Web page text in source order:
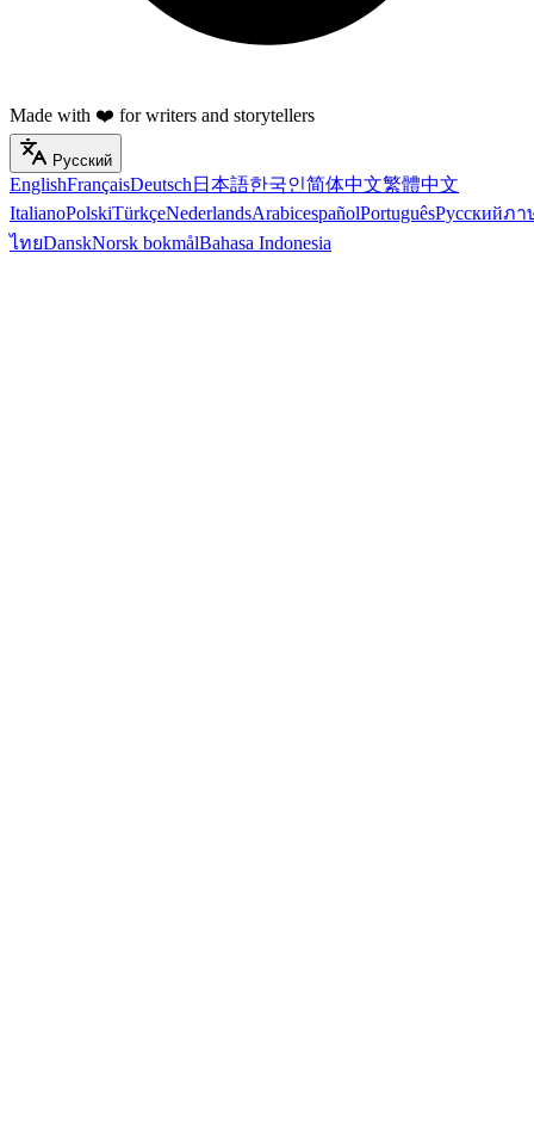
Made with ❤️ for writers and storytellers
Русский
EnglishFrançaisDeutsch 日本語한국인简体中文繁體中文
ItalianoPolskiTürkçeNederlandsArabicespañolPortuguêsРусскийภา
ไทยDanskNorsk bokmålBahasa Indonesia